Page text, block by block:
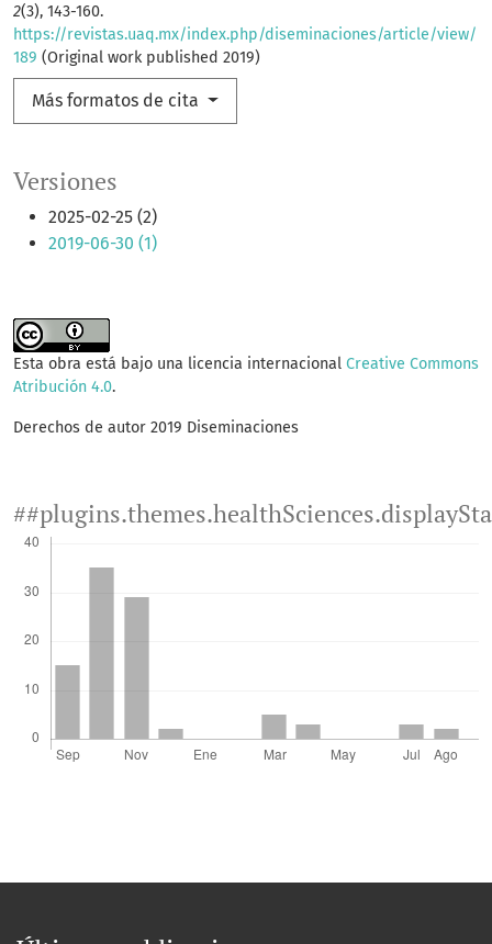
Versiones
2025-02-25 (2)
2019-06-30 (1)
2(3), 143-160.
https://revistas.uaq.mx/index.php/diseminaciones/article/view/
189 (Original work published 2019)
Más formatos de cita
Esta obra está bajo una licencia internacional Creative Commons
Atribución 4.0.
Derechos de autor 2019 Diseminaciones